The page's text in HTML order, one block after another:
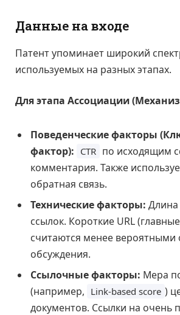
Данные на входе
Патент упоминает широкий
используемых на разных этапах.
Для этапа Ассоциации
Поведенческие факторы
фактор): CTR по исходящим
комментария. Также
обратная связь.
Технические факторы: Длина
ссылок. Короткие URL
считаются менее вероятными
обсуждения.
Ссылочные факторы: Мера
(например, Link-based score )
документов. Ссылки на очень